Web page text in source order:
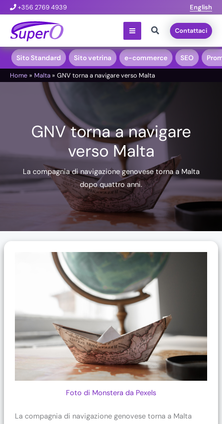
contenuto
+356 2769 4939 English
CercaContattaci
Sito Standard Sito vetrina e-commerce SEO
Home Malta GNV torna a navigare verso Malta
GNV torna a navigare
verso Malta
La compagnia di navigazione genovese torna a Malta
dopo quattro anni.
Foto di Monstera da Pexels
La compagnia di navigazione genovese torna a Malta